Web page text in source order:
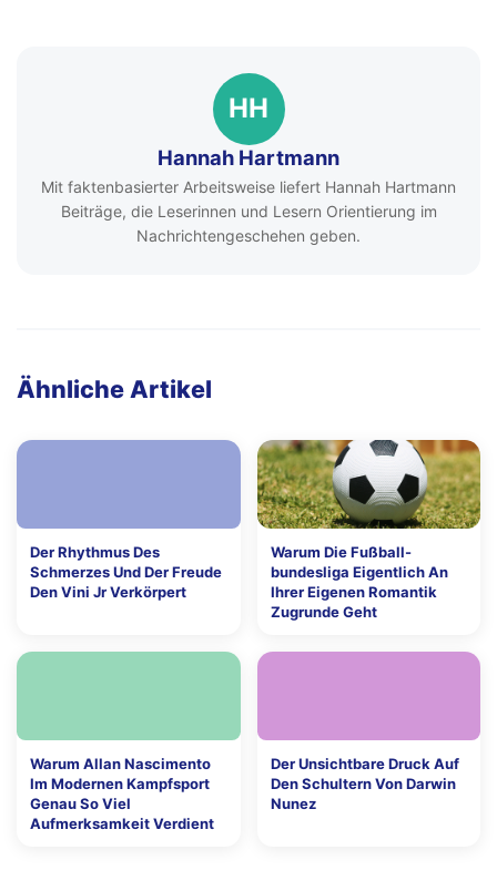
HH
Hannah Hartmann
Mit faktenbasierter Arbeitsweise liefert Hannah Hartmann
Beiträge, die Leserinnen und Lesern Orientierung im
Nachrichtengeschehen geben.
Ähnliche Artikel
Der Rhythmus Des
Schmerzes Und Der Freude
Den Vini Jr Verkörpert
Warum Die Fußball-
bundesliga Eigentlich An
Ihrer Eigenen Romantik
Zugrunde Geht
Warum Allan Nascimento
Im Modernen Kampfsport
Genau So Viel
Aufmerksamkeit Verdient
Der Unsichtbare Druck Auf
Den Schultern Von Darwin
Nunez